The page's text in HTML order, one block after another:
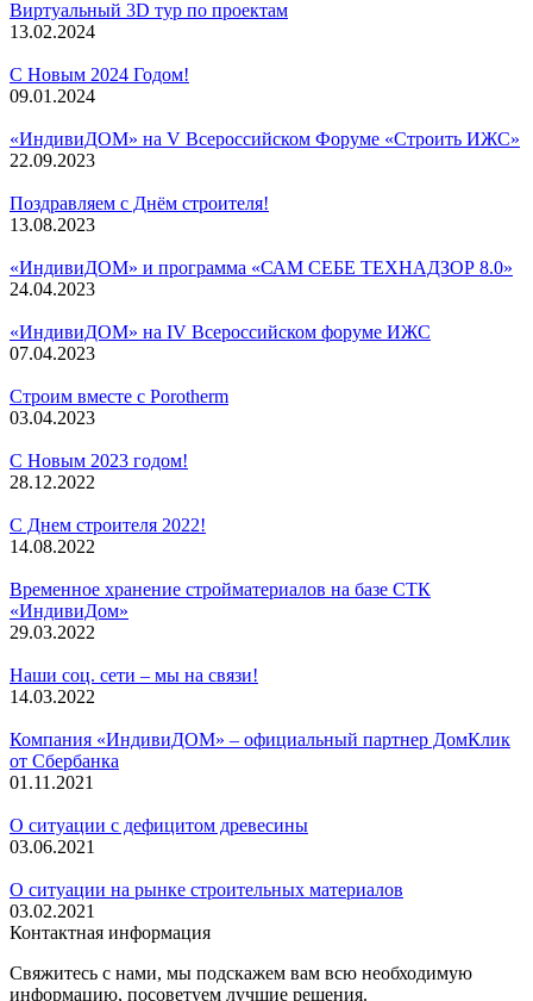
Виртуальный 3D тур по проектам
13.02.2024
С Новым 2024 Годом!
09.01.2024
«ИндивиДОМ» на V Всероссийском Форуме «Строить ИЖС»
22.09.2023
Поздравляем с Днём строителя!
13.08.2023
«ИндивиДОМ» и программа «САМ СЕБЕ ТЕХНАДЗОР 8.0»
24.04.2023
«ИндивиДОМ» на IV Всероссийском форуме ИЖС
07.04.2023
Строим вместе с Porotherm
03.04.2023
С Новым 2023 годом!
28.12.2022
С Днем строителя 2022!
14.08.2022
Временное хранение стройматериалов на базе СТК
«ИндивиДом»
29.03.2022
Наши соц. сети – мы на связи!
14.03.2022
Компания «ИндивиДОМ» – официальный партнер ДомКлик
от Сбербанка
01.11.2021
О ситуации с дефицитом древесины
03.06.2021
О ситуации на рынке строительных материалов
03.02.2021
Контактная информация
Свяжитесь с нами, мы подскажем вам всю необходимую
информацию, посоветуем лучшие решения.